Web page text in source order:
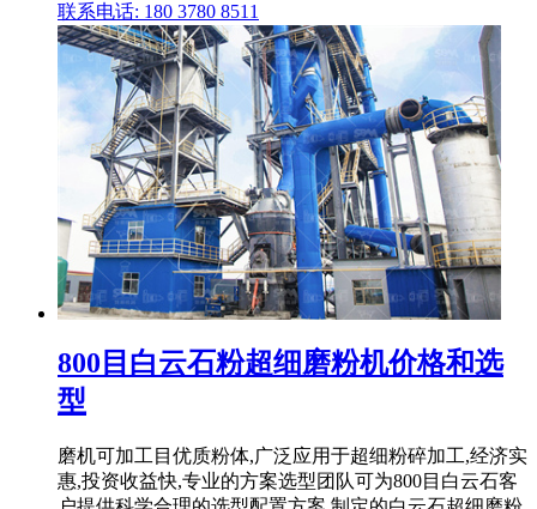
联系电话: 180 3780 8511
800目白云石粉超细磨粉机价格和选
型
磨机可加工目优质粉体,广泛应用于超细粉碎加工,经济实
惠,投资收益快,专业的方案选型团队可为800目白云石客